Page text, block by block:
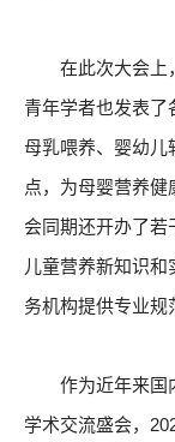
在此次大会上
青年学者也发表了
母乳喂养、婴幼儿
点，为母婴营养
会同期还开办了若
儿童营养新知识
务机构提供专业规
作为近年来国
学术交流盛会，